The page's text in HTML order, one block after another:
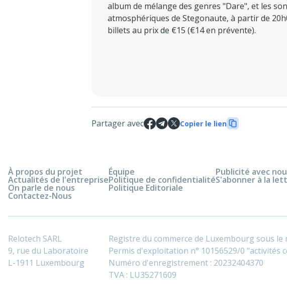
album de mélange des genres "Dare", et les
atmosphériques de Stegonaute, à partir de
billets au prix de €15 (€14 en prévente).
Partager avec Copier le lien
À propos du projet
Actualités de l'entreprise
On parle de nous
Contactez-Nous
Équipe
Politique de confidentialité
Politique Editoriale
Publicité avec
S'abonner à la
Relotech SARL
9, rue du Laboratoire
L-1911 Luxembourg
Registre du commerce de Luxembourg sous le
Permis d'exploitation n° 10156529/0 "activités
Numéro d'enregistrement : 20232404370
TVA : LU35271609